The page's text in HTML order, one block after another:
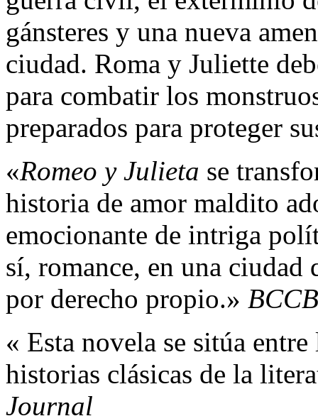
gánsteres y una nueva
ciudad. Roma y Juliette
para combatir los
preparados para proteger
«Romeo y Julieta se
historia de amor maldito
emocionante de intriga
sí, romance, en una ciudad
por derecho propio.» BCCB
« Esta novela se sitúa
historias clásicas de la
Journal